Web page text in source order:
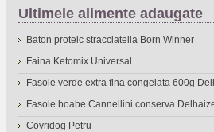
Ultimele alimente adaugate
Baton proteic stracciatella Born Winner
Faina Ketomix Universal
Fasole verde extra fina congelata 600g
Fasole boabe Cannellini conserva
Covridog Petru